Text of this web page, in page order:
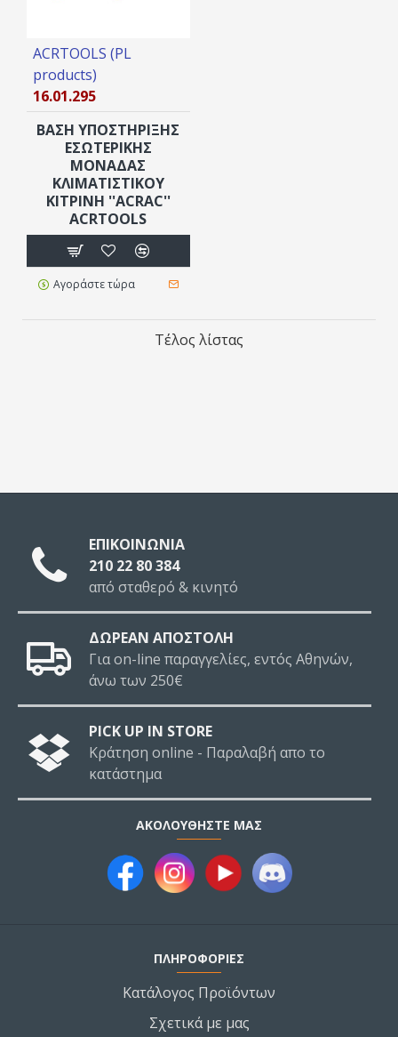
ACRTOOLS (PL
products)
16.01.295
ΒΆΣΗ ΥΠΟΣΤΗΡΙΞΗΣ
ΕΣΩΤΕΡΙΚΉΣ
ΜΟΝΆΔΑΣ
ΚΛΙΜΑΤΙΣΤΙΚΟΎ
ΚΊΤΡΙΝΗ ''ACRAC''
ACRTOOLS
Αγοράστε τώρα
Τέλος λίστας
ΕΠΙΚΟΙΝΩΝΙΑ
210 22 80 384
από σταθερό & κινητό
ΔΩΡΕΑΝ ΑΠΟΣΤΟΛΗ
Για on-line παραγγελίες, εντός Αθηνών,
άνω των 250€
PICK UP IN STORE
Κράτηση online - Παραλαβή απο το
κατάστημα
ΑΚΟΛΟΥΘΉΣΤΕ ΜΑΣ
ΠΛΗΡΟΦΟΡΙΕΣ
Κατάλογος Προϊόντων
Σχετικά με μας